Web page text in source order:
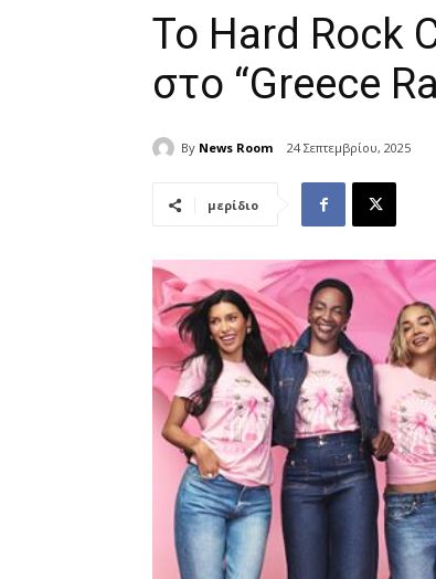
Το Hard Rock
στο “Greece
By News Room 24 Σεπτεμβρίου, 2025
μερίδιο